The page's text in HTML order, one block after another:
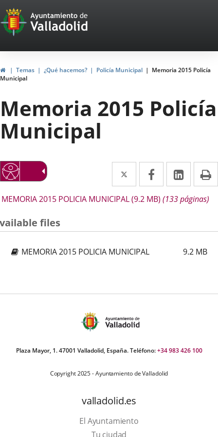
Portal
Web
del
Ayuntamiento
de
Valladolid
HomeTemas ¿Qué hacemos? Policía Municipal
Memoria 2015 Policía
Municipal
Memoria 2015 Policía
Municipal
Twitter
Enlace
a
una
externa.
Facebook
Enlace
a
una
externa.
Enlace
a
una
MEMORIA 2015 POLICIA MUNICIPAL(9.2 MB) (133 páginas)
files
MEMORIA 2015 POLICIA MUNICIPAL 9.2 MB
Plaza Mayor, 1. 47001 Valladolid, España. Teléfono:+34 983 426 100
Copyright 2025 - Ayuntamiento de Valladolid
valladolid.es
El Ayuntamiento
Tu ciudad